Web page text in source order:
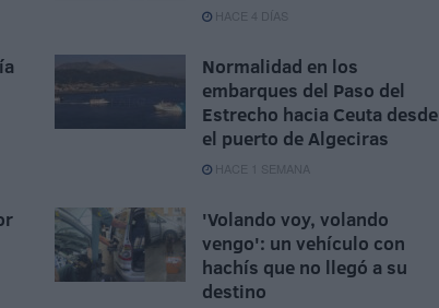
HACE 4 DÍAS
Normalidad en los
embarques del Paso del
Estrecho hacia Ceuta desde
el puerto de Algeciras
HACE 1 SEMANA
'Volando voy, volando
vengo': un vehículo con
hachís que no llegó a su
destino